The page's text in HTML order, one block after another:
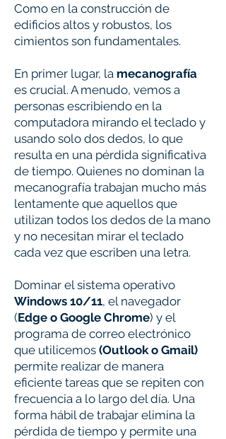
Como en la construcción de
edificios altos y robustos, los
cimientos son fundamentales.
En primer lugar, la mecanografía
es crucial. A menudo, vemos a
personas escribiendo en la
computadora mirando el teclado y
usando solo dos dedos, lo que
resulta en una pérdida significativa
de tiempo. Quienes no dominan la
mecanografía trabajan mucho más
lentamente que aquellos que
utilizan todos los dedos de la mano
y no necesitan mirar el teclado
cada vez que escriben una letra.
Dominar el sistema operativo
Windows 10/11, el navegador
(Edge o Google Chrome) y el
programa de correo electrónico
que utilicemos (Outlook o Gmail)
permite realizar de manera
eficiente tareas que se repiten con
frecuencia a lo largo del día. Una
forma hábil de trabajar elimina la
pérdida de tiempo y permite una